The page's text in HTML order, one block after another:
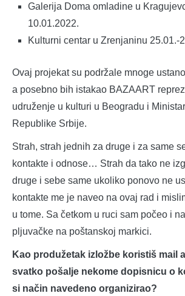
Galerija Doma omladine u
10.01.2022.
Kulturni centar u Zrenjaninu 25.01.-
Ovaj projekat su podržale mnoge
a posebno bih istakao BAZAART
udruženje u kulturi u Beogradu i
Republike Srbije.
Strah, strah jednih za druge i za same
kontakte i odnose… Strah da tako ne
druge i sebe same ukoliko ponovo ne
kontakte me je naveo na ovaj rad i
u tome. Sa četkom u ruci sam počeo i
pljuvačke na poštanskoj markici.
Kao produžetak izložbe koristiš mail
svatko pošalje nekome dopisnicu o
si način navedeno organizirao?